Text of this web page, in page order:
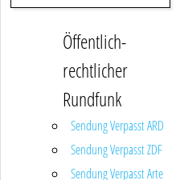
Öffentlich-
rechtlicher
Rundfunk
Sendung Verpasst ARD
Sendung Verpasst ZDF
Sendung Verpasst Arte